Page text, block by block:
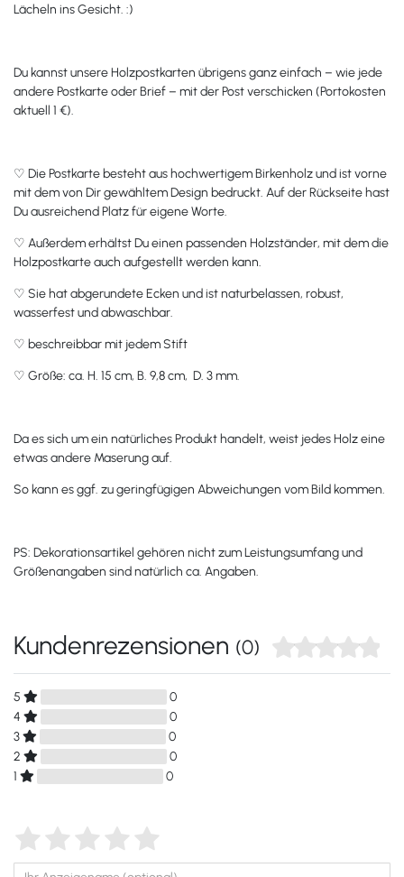
Lächeln ins Gesicht. :)
Du kannst unsere Holzpostkarten übrigens ganz einfach – wie jede
andere Postkarte oder Brief – mit der Post verschicken (Portokosten
aktuell 1 €).
♡ Die Postkarte besteht aus hochwertigem Birkenholz und ist vorne
mit dem von Dir gewähltem Design bedruckt. Auf der Rückseite hast
Du ausreichend Platz für eigene Worte.
♡ Außerdem erhältst Du einen passenden Holzständer, mit dem die
Holzpostkarte auch aufgestellt werden kann.
♡ Sie hat abgerundete Ecken und ist naturbelassen, robust,
wasserfest und abwaschbar.
♡ beschreibbar mit jedem Stift
♡ Größe: ca. H. 15 cm, B. 9,8 cm, D. 3 mm.
Da es sich um ein natürliches Produkt handelt, weist jedes Holz eine
etwas andere Maserung auf.
So kann es ggf. zu geringfügigen Abweichungen vom Bild kommen.
PS: Dekorationsartikel gehören nicht zum Leistungsumfang und
Größenangaben sind natürlich ca. Angaben.
Kundenrezensionen (0)
5
0
4
0
3
0
2
0
1
0